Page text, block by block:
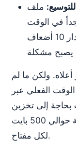
ملف hosts.txt بحجم 400 ألف
في الوقت
الحالي ويمكننا على الأرجح النمو بمقدار 10 أضعاف
ولكن ما لم
الفعلي عبر
إلى تخزين
مجموعة المفاتيح كاملة محلياً، بتكلفة حوالي 500 بايت
لكل مفتاح.